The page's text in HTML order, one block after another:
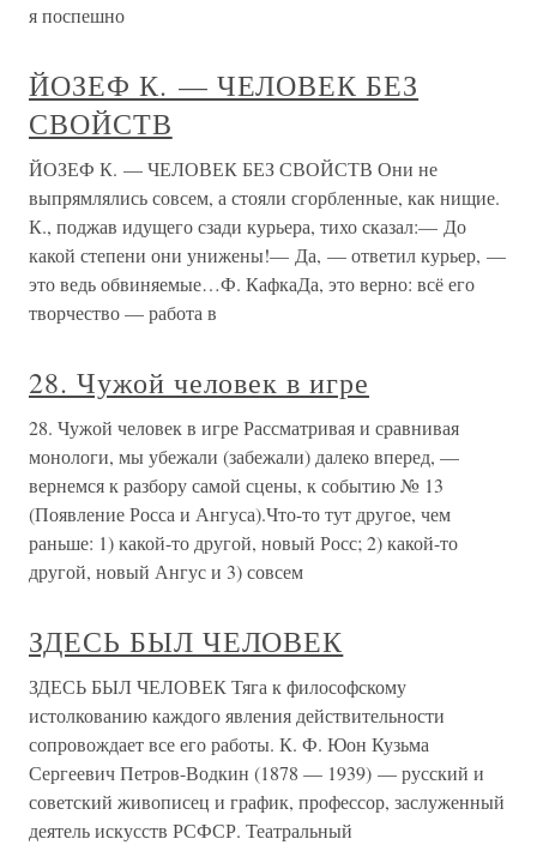
я поспешно
ЙОЗЕФ К. — ЧЕЛОВЕК БЕЗ
СВОЙСТВ
ЙОЗЕФ К. — ЧЕЛОВЕК БЕЗ СВОЙСТВ Они не
выпрямлялись совсем, а стояли сгорбленные, как нищие.
К., поджав идущего сзади курьера, тихо сказал:— До
какой степени они унижены!— Да, — ответил курьер, —
это ведь обвиняемые…Ф. КафкаДа, это верно: всё его
творчество — работа в
28. Чужой человек в игре
28. Чужой человек в игре Рассматривая и сравнивая
монологи, мы убежали (забежали) далеко вперед, —
вернемся к разбору самой сцены, к событию № 13
(Появление Росса и Ангуса).Что-то тут другое, чем
раньше: 1) какой-то другой, новый Росс; 2) какой-то
другой, новый Ангус и 3) совсем
ЗДЕСЬ БЫЛ ЧЕЛОВЕК
ЗДЕСЬ БЫЛ ЧЕЛОВЕК Тяга к философскому
истолкованию каждого явления действительности
сопровождает все его работы. К. Ф. Юон Кузьма
Сергеевич Петров-Водкин (1878 — 1939) — русский и
советский живописец и график, профессор, заслуженный
деятель искусств РСФСР. Театральный